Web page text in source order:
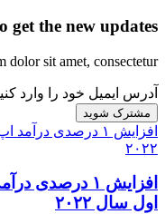
the new updates!
dolor sit amet, consectetur.
آدرس ایمیل خود را وارد
افزایش ۱ درصدی
۲۰۲۲
افزایش ۱
اول سال ۲۰۲۲